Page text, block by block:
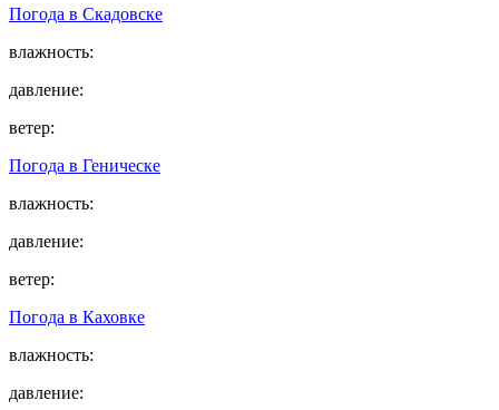
Погода в Скадовске
влажность:
давление:
ветер:
Погода в Геническе
влажность:
давление:
ветер:
Погода в Каховке
влажность:
давление: